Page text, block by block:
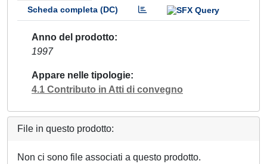
Scheda completa (DC)
Anno del prodotto
1997
Appare nelle tipologie
4.1 Contributo in Atti di convegno
File in questo prodotto:
Non ci sono file associati a questo prodotto.